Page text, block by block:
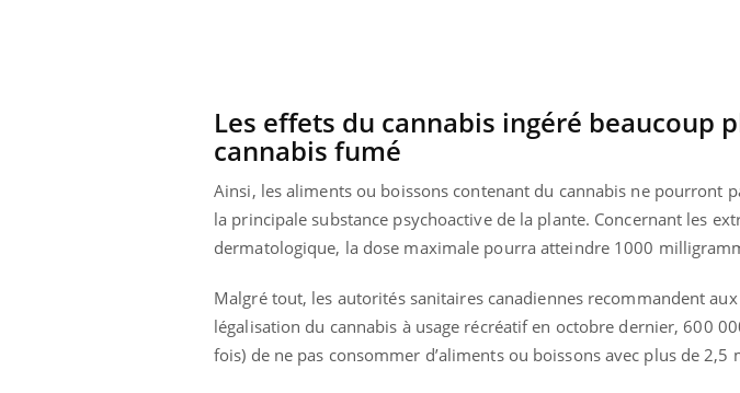
Les effets du cannabis ingéré beaucoup
cannabis fumé
Ainsi, les aliments ou boissons contenant du cannabis ne pourront
la principale substance psychoactive de la plante. Concernant les
dermatologique, la dose maximale pourra atteindre 1000
Malgré tout, les autorités sanitaires canadiennes recommandent
légalisation du cannabis à usage récréatif en octobre dernier, 600
fois) de ne pas consommer d’aliments ou boissons avec plus de 2,5
Eczéma Chronique des Mains : se
préparer pour l’été ! Youtube
L'été arrive… et avec lui, un tout nouveau
soleil, activités en plein air… Nos mains
Youtube
Diabète & Ramadan 2026
Le Ramadan approche, et, pour de
nombreuses personnes atteintes de
défis, mais ...